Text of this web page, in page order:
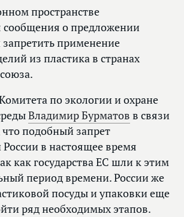
пространстве
сообщения о предложении
применение
из пластика в странах
по экологии и охране
Владимир Бурматов в связи
что подобный запрет
в настоящее время
как государства ЕС шли к этим
период времени. России же
посуды и упаковки еще
ряд необходимых этапов.